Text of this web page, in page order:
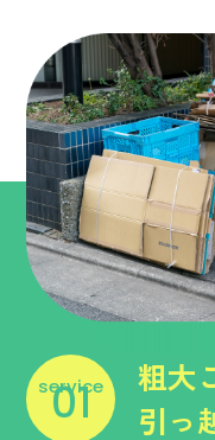
service
01
粗大
引っ